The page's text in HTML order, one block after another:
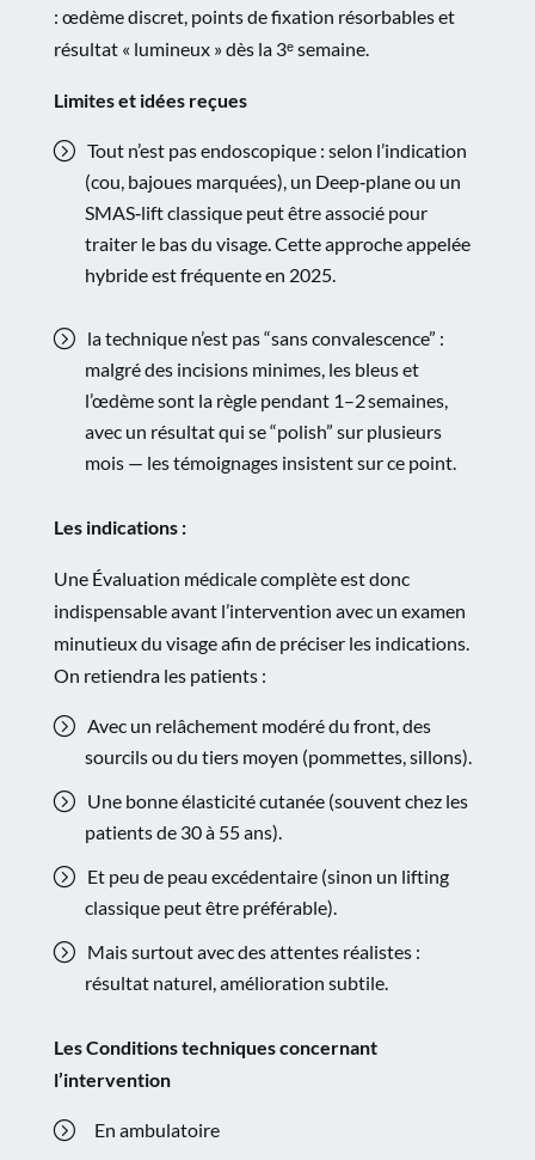
: œdème discret, points de fixation résorbables et
résultat « lumineux » dès la 3ᵉsemaine.
Limites et idées reçues
Tout n’est pas endoscopique : selon l’indication
(cou, bajoues marquées), un Deep‑plane ou un
SMAS‑lift classique peut être associé pour
traiter le bas du visage. Cette approche appelée
hybride est fréquente en 2025.
la technique n’est pas “sans convalescence” :
malgré des incisions minimes, les bleus et
l’œdème sont la règle pendant 1–2 semaines,
avec un résultat qui se “polish” sur plusieurs
mois — les témoignages insistent sur ce point.
Les indications :
Une Évaluation médicale complète est donc
indispensable avant l’intervention avec un examen
minutieux du visage afin de préciser les indications.
On retiendra les patients :
Avec un relâchement modéré du front, des
sourcils ou du tiers moyen (pommettes, sillons).
Une bonne élasticité cutanée (souvent chez les
patients de 30 à 55 ans).
Et peu de peau excédentaire (sinon un lifting
classique peut être préférable).
Mais surtout avec des attentes réalistes :
résultat naturel, amélioration subtile.
Les Conditions techniques concernant
l’intervention
En ambulatoire